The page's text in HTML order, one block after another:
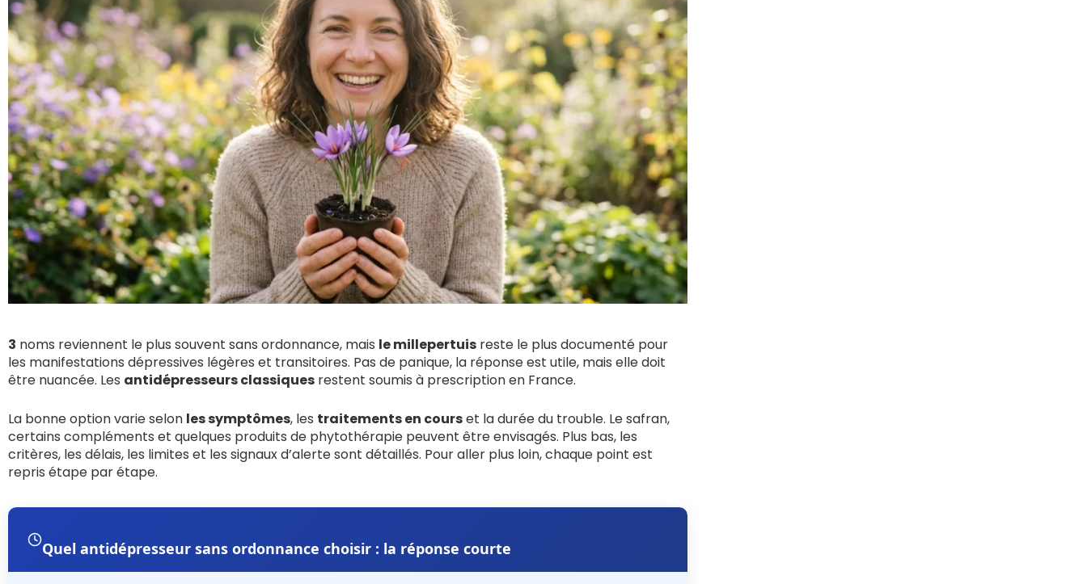
3 noms reviennent le plus souvent sans ordonnance, mais le millepertuis reste le plus documenté pour
les manifestations dépressives légères et transitoires. Pas de panique, la réponse est utile, mais elle doit
être nuancée. Les antidépresseurs classiques restent soumis à prescription en France.
La bonne option varie selon les symptômes, les traitements en courset la durée du trouble. Le safran,
certains compléments et quelques produits de phytothérapie peuvent être envisagés. Plus bas, les
critères, les délais, les limites et les signaux d’alerte sont détaillés. Pour aller plus loin, chaque point est
repris étape par étape.
Quel antidépresseur sans ordonnance choisir : la réponse courte